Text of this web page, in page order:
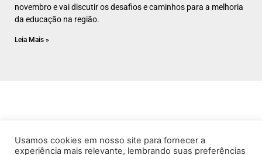
novembro e vai discutir os desafios e caminhos para a melhoria
da educação na região.
Leia Mais »
Usamos cookies em nosso site para fornecer a
experiência mais relevante, lembrando suas preferências